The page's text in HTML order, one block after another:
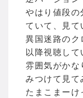
やはり値段の
ていて、見て
異国迷路のク
以降視聴して
雰囲気がかな
みつけて見て
たまこまーけ